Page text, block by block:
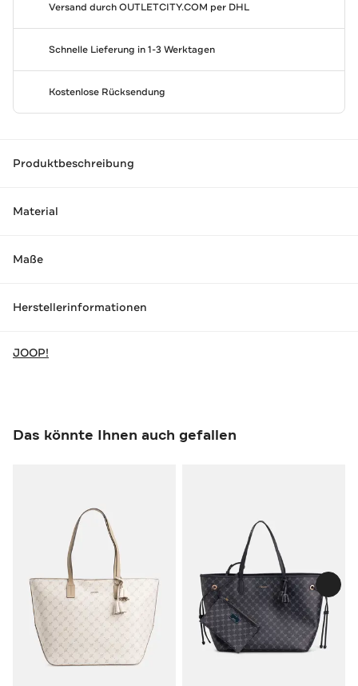
Versand durchOUTLETCITY.COM per DHL
Schnelle Lieferung in 1-3 Werktagen
Kostenlose Rücksendung
Produktbeschreibung
Material
Maße
Herstellerinformationen
JOOP!
Das könnte Ihnen auch gefallen